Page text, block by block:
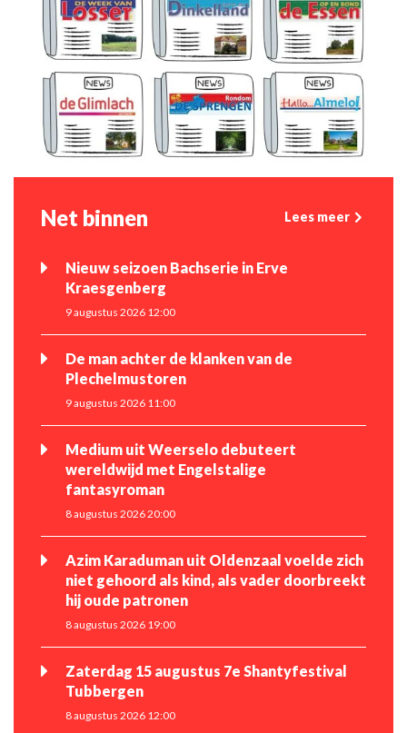
Net binnen Lees meer
Nieuw seizoen Bachserie in Erve
Kraesgenberg
9 augustus 2026 12:00
De man achter de klanken van de
Plechelmustoren
9 augustus 2026 11:00
Medium uit Weerselo debuteert
wereldwijd met Engelstalige
fantasyroman
8 augustus 2026 20:00
Azim Karaduman uit Oldenzaal voelde zich
niet gehoord als kind, als vader doorbreekt
hij oude patronen
8 augustus 2026 19:00
Zaterdag 15 augustus 7e Shantyfestival
Tubbergen
8 augustus 2026 12:00